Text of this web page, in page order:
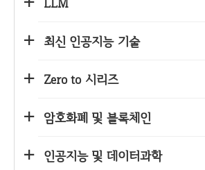
LLM
최신 인공지능 기술
Zero to 시리즈
암호화폐 및 블록체인
인공지능 및 데이터과학